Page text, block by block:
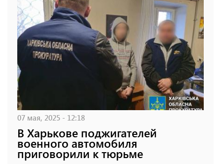
07 мая, 2025 - 12:18
В Харькове поджигателей
военного автомобиля
приговорили к тюрьме